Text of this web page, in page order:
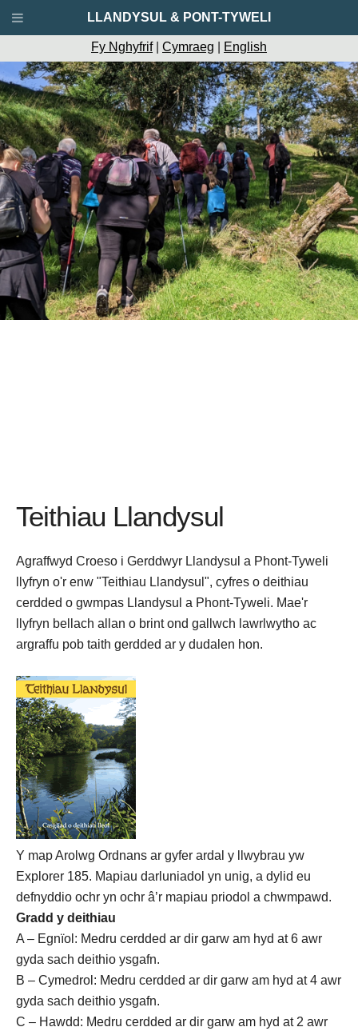
Fy Nghyfrif| Cymraeg English
Teithiau Llandysul
Agraffwyd Croeso i Gerddwyr Llandysul a Phont-Tyweli
llyfryn o'r enw "Teithiau Llandysul", cyfres o deithiau
cerdded o gwmpas Llandysul a Phont-Tyweli. Mae'r
llyfryn bellach allan o brint ond gallwch lawrlwytho ac
argraffu pob taith gerdded ar y dudalen hon.
Y map Arolwg Ordnans ar gyfer ardal y llwybrau yw
Explorer 185. Mapiau darluniadol yn unig, a dylid eu
defnyddio ochr yn ochr â’r mapiau priodol a chwmpawd.
Gradd y deithiau
A – Egnïol: Medru cerdded ar dir garw am hyd at 6 awr
gyda sach deithio ysgafn.
B – Cymedrol: Medru cerdded ar dir garw am hyd at 4 awr
gyda sach deithio ysgafn.
C – Hawdd: Medru cerdded ar dir garw am hyd at 2 awr
LLANDYSUL & PONT-TYWELI